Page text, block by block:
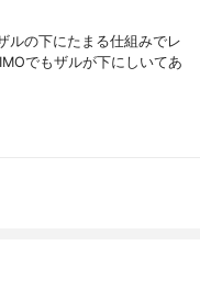
ルの下にたまる仕組みでレ
でもザルが下にしいてあ